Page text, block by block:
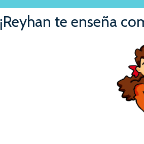
¡Reyhan te enseña